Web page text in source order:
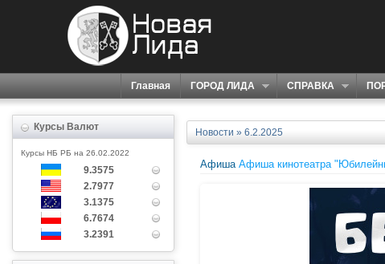
Главная ГОРОД ЛИДА СПРАВКА
Курсы Валют
Курсы НБ РБ на 26.02.2022
9.3575
2.7977
3.1375
6.7674
3.2391
Новости » 6.2.2025
Афиша Афиша кинотеатра